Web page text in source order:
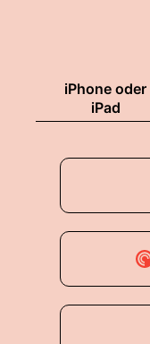
iPhone oder
iPad